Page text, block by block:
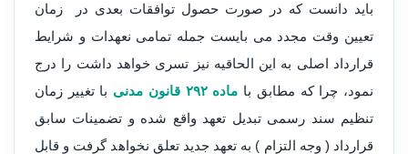
باید دانست که در صورت حصول توافقات بعدی در زمان
تعیین وقت مجدد می بایست جمله تمامی نعهدات و شرایط
قرارداد اصلی به این الحاقیه نیز تسری خواهد داشت را درج
نمود، چرا که مطابق با ماده ۲۹۲ قانون مدنی
با تغییر زمان
تنظیم سند رسمی تبدیل تعهد واقع شده و تضمینات سابق
قرارداد ( وجه التزام ) به تعهد جدید تعلق نخواهد گرفت و قابل